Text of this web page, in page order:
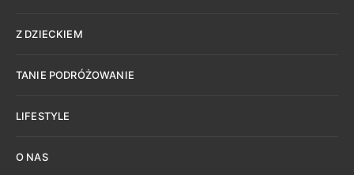
Z DZIECKIEM
TANIE PODRÓŻOWANIE
LIFESTYLE
O NAS